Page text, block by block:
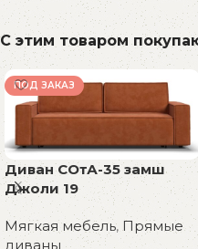
С этим товаром
ПОД ЗАКАЗ
Диван СОтА-35 замш
Джоли 19
Мягкая мебель, Прямые
диваны